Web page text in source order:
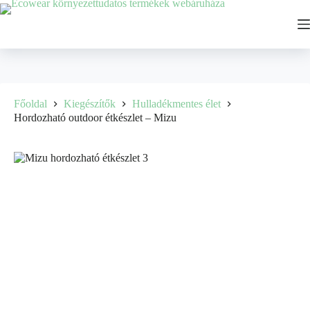
Főoldal Kiegészítők
Hulladékmentes élet
Hordozható outdoor étkészlet – Mizu